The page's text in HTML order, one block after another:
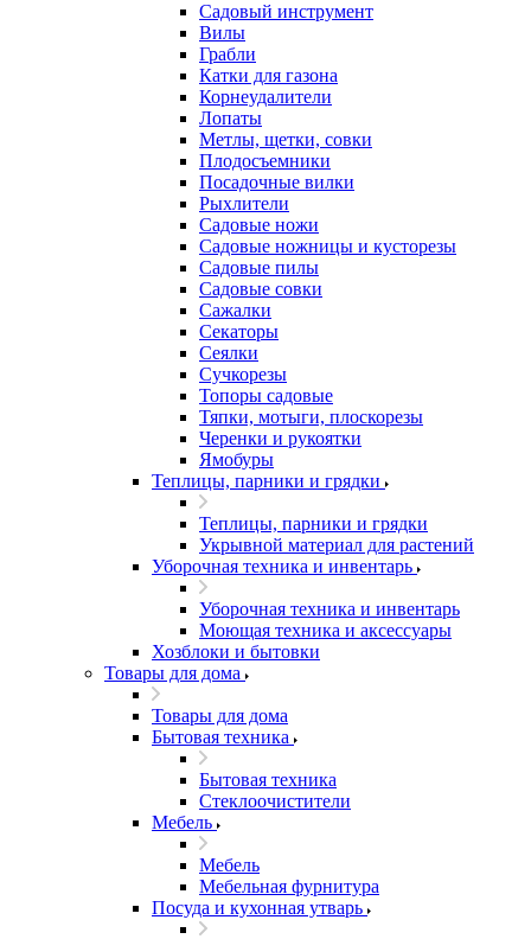
Садовый инструмент
Вилы
Грабли
Катки для газона
Корнеудалители
Лопаты
Метлы, щетки, совки
Плодосъемники
Посадочные вилки
Рыхлители
Садовые ножи
Садовые ножницы и кусторезы
Садовые пилы
Садовые совки
Сажалки
Секаторы
Сеялки
Сучкорезы
Топоры садовые
Тяпки, мотыги, плоскорезы
Черенки и рукоятки
Ямобуры
Теплицы, парники и грядки
Теплицы, парники и грядки
Укрывной материал для растений
Уборочная техника и инвентарь
Уборочная техника и инвентарь
Моющая техника и аксессуары
Хозблоки и бытовки
Товары для дома
Товары для дома
Бытовая техника
Бытовая техника
Стеклоочистители
Мебель
Мебель
Мебельная фурнитура
Посуда и кухонная утварь